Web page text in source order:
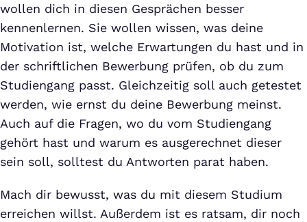
wollen dich in diesen Gesprächen besser
kennenlernen. Sie wollen wissen, was deine
Motivation ist, welche Erwartungen du hast und in
der schriftlichen Bewerbung prüfen, ob du zum
Studiengang passt. Gleichzeitig soll auch getestet
werden, wie ernst du deine Bewerbung meinst.
Auch auf die Fragen, wo du vom Studiengang
gehört hast und warum es ausgerechnet dieser
sein soll, solltest du Antworten parat haben.
Mach dir bewusst, was du mit diesem Studium
erreichen willst. Außerdem ist es ratsam, dir noch